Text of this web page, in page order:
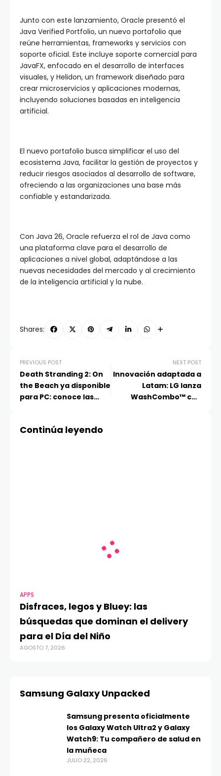
Junto con este lanzamiento, Oracle presentó el
Java Verified Portfolio, un nuevo portafolio que
reúne herramientas, frameworks y servicios con
soporte oficial. Este incluye soporte comercial para
JavaFX, enfocado en el desarrollo de interfaces
visuales, y Helidon, un framework diseñado para
crear microservicios y aplicaciones modernas,
incluyendo soluciones basadas en inteligencia
artificial.
El nuevo portafolio busca simplificar el uso del
ecosistema Java, facilitar la gestión de proyectos y
reducir riesgos asociados al desarrollo de software,
ofreciendo a las organizaciones una base más
confiable y estandarizada.
Con Java 26, Oracle refuerza el rol de Java como
una plataforma clave para el desarrollo de
aplicaciones a nivel global, adaptándose a las
nuevas necesidades del mercado y al crecimiento
de la inteligencia artificial y la nube.
Shares:
PREVIOUS POST
Death Stranding 2: On
the Beach ya disponible
para PC: conoce las
port
NEXT POST
Innovación adaptada a
Latam: LG lanza
WashCombo™ con
Continúa leyendo
APPS
Disfraces, legos y Bluey: las
búsquedas que dominan el delivery
para el Día del Niño
AGOSTO 7, 2026
Samsung Galaxy Unpacked
Samsung presenta oficialmente
los Galaxy Watch Ultra2 y Galaxy
Watch9: Tu compañero de salud en
la muñeca
JULIO 22, 2026